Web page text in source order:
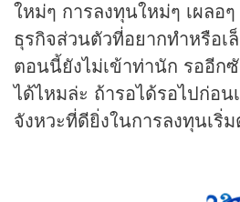
ใหม่ๆ การลงทุนใหม่ๆ เผลอ
ธุรกิจส่วนตัวที่อยากทำหรือเ
ตอนนี้ยังไม่เข้าท่านัก รออีก
ได้ไหมล่ะ ถ้ารอได้รอไปก่อ
จังหวะที่ดียิ่งในการลงทุนเริ่